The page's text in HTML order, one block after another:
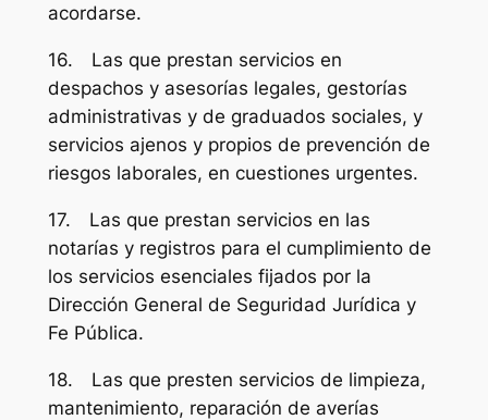
acordarse.
16. Las que prestan servicios en
despachos y asesorías legales, gestorías
administrativas y de graduados sociales, y
servicios ajenos y propios de prevención de
riesgos laborales, en cuestiones urgentes.
17. Las que prestan servicios en las
notarías y registros para el cumplimiento de
los servicios esenciales fijados por la
Dirección General de Seguridad Jurídica y
Fe Pública.
18. Las que presten servicios de limpieza,
mantenimiento, reparación de averías